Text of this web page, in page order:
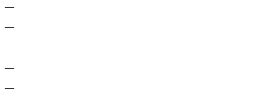
—
—
—
—
—